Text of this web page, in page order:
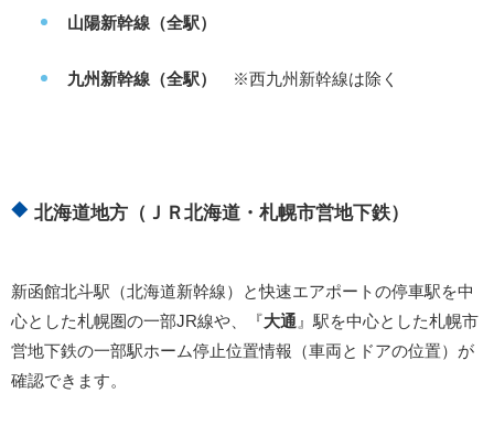
山陽新幹線（全駅）
九州新幹線（全駅） ※西九州新幹線は除く
北海道地方（ＪＲ北海道・札幌市営地下鉄）
新函館北斗駅（北海道新幹線）と快速エアポートの停車駅を中
心とした札幌圏の一部JR線や、『大通 』駅を中心とした札幌市
営地下鉄の一部駅ホーム停止位置情報（車両とドアの位置）が
確認できます。